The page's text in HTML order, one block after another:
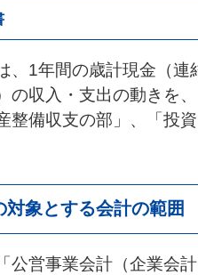
、1年間の歳計現金（
の収入・支出の動きを
整備収支の部」、「投
対象とする会計の範囲
公営事業会計（企業会